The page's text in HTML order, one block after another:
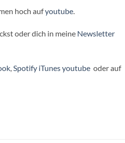
hoch aufyoutube.
oder dich in meine Newsletter
⁠⁠Spotify⁠⁠ ⁠⁠ iTunes⁠⁠⁠youtube⁠ oder auf